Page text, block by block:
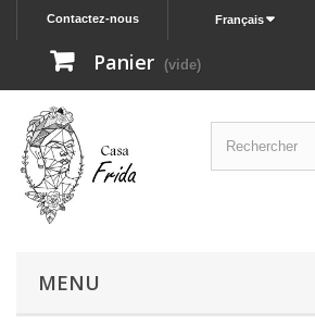
Français
Contactez-nous
Panier (vide)
MENU